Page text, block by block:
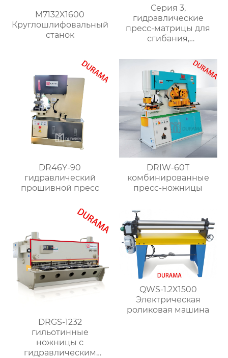
M7132X1600
Круглошлифовальный
станок
Серия 3,
гидравлические
пресс-матрицы для
сгибания,
формы для сгибания
листового металла
DR46Y-90
гидравлический
прошивной пресс
DRIW-60T
комбинированные
пресс-ножницы
DRGS-1232
гильотинные
ножницы с
гидравлическим
QWS-1.2X1500
Электрическая
роликовая машина